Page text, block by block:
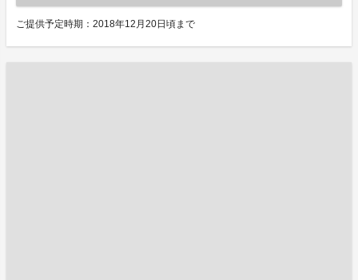
ご提供予定時期：2018年12月20日頃まで